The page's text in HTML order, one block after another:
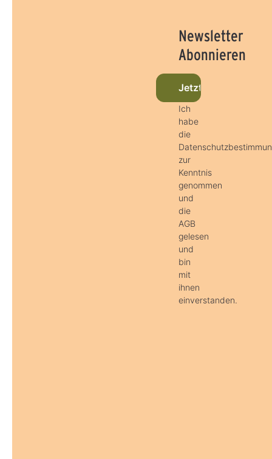
Newsletter
Abonnieren
Jetzt beim
Ich
habe
die
zur
Kenntnis
genommen
und
die
AGB
gelesen
und
bin
mit
ihnen
einverstanden.